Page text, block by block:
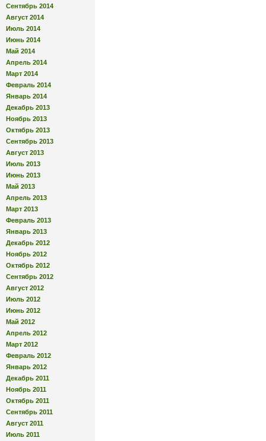
Сентябрь 2014
Август 2014
Июль 2014
Июнь 2014
Май 2014
Апрель 2014
Март 2014
Февраль 2014
Январь 2014
Декабрь 2013
Ноябрь 2013
Октябрь 2013
Сентябрь 2013
Август 2013
Июль 2013
Июнь 2013
Май 2013
Апрель 2013
Март 2013
Февраль 2013
Январь 2013
Декабрь 2012
Ноябрь 2012
Октябрь 2012
Сентябрь 2012
Август 2012
Июль 2012
Июнь 2012
Май 2012
Апрель 2012
Март 2012
Февраль 2012
Январь 2012
Декабрь 2011
Ноябрь 2011
Октябрь 2011
Сентябрь 2011
Август 2011
Июль 2011